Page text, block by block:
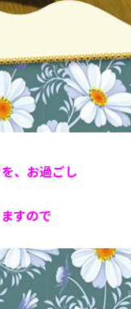
、お過ごし
すので